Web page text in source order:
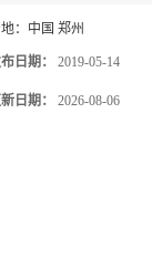
： 中国 郑州
日期： 2019-05-14
日期： 2026-08-06